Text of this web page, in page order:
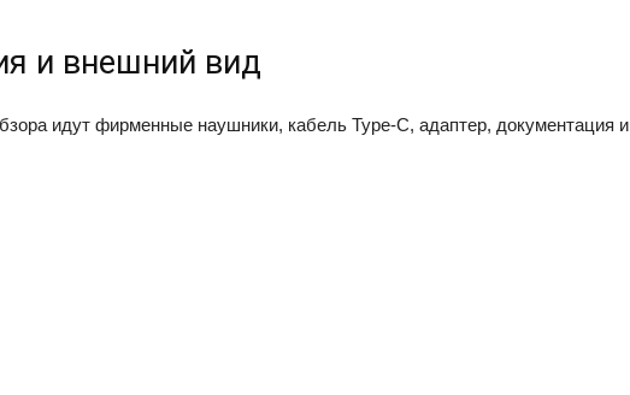
и внешний вид
идут фирменные наушники, кабель Type-C, адаптер, документация и